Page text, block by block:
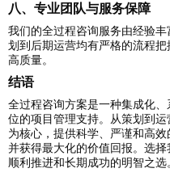
八、专业团队与服务保障
我们的全过程咨询服务由经验
划到后期运营均有严格的流程
高质量。
结语
全过程咨询方案是一种集成化
位的项目管理支持。从策划到
为核心，提供科学、严谨和高
并获得最大化的价值回报。选
顺利推进和长期成功的明智之选